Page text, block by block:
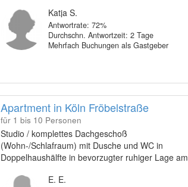
Katja S.
Antwortrate: 72%
Durchschn. Antwortzeit: 2 Tage
Mehrfach Buchungen als Gastgeber
Apartment in Köln Fröbelstraße
für 1 bis 10 Personen
Studio / komplettes Dachgeschoß
(Wohn-/Schlafraum) mit Dusche und WC in
Doppelhaushälfte in bevorzugter ruhiger Lage am
Zimmer bietet Platz für ein Zustellbett. Das 4. Bett
E. E.